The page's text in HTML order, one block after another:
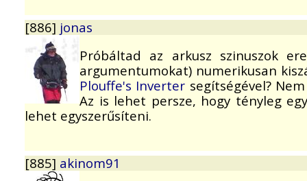
[886] jonas
Próbáltad az arkusz szinuszok
argumentumokat) numerikusan
Plouffe's Inverter segítségével?
Az is lehet persze, hogy tényleg
lehet egyszerűsíteni.
[885] akinom91